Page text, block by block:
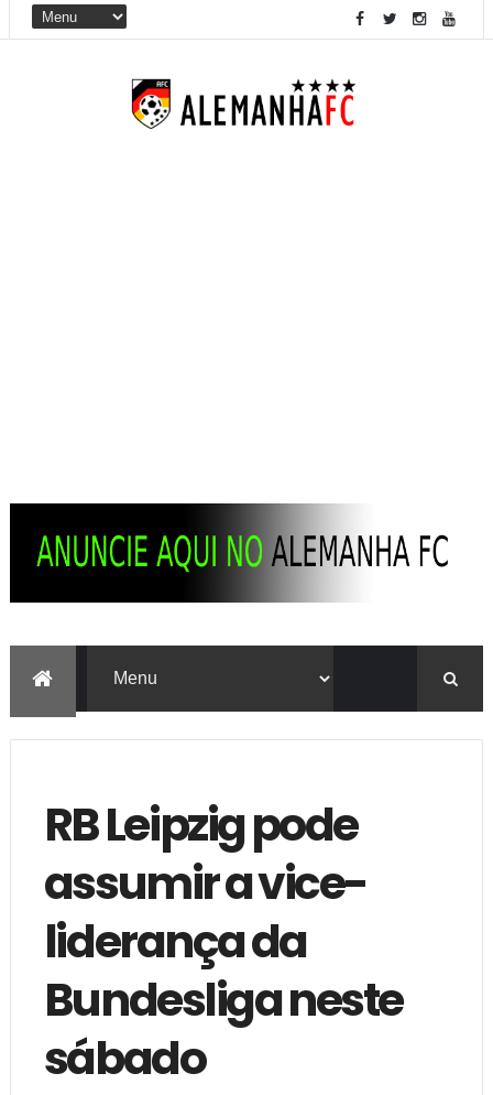
RB Leipzig pode
assumir a vice-
liderança da
Bundesliga neste
sábado